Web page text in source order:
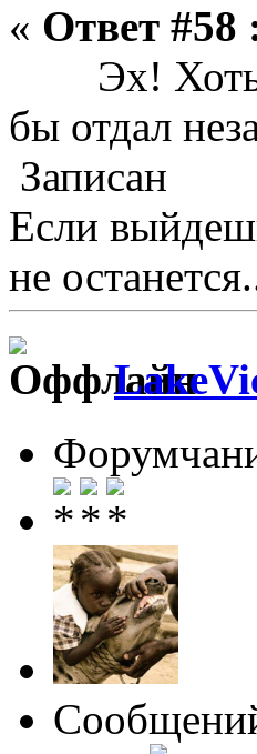
« Ответ #58
Эх! Хоть
бы отдал
Записан
Если
не